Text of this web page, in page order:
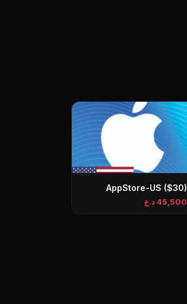
AppStore-US ($30)
45,500 د.ع